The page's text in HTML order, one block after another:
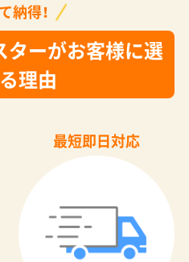
納得！
ターがお客様に選
理由
最短即日対応